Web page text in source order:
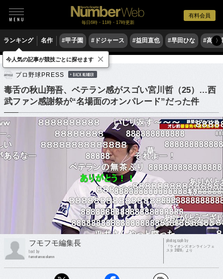
有料会員
毎日6時・11時・17時更新
ランキング 名作 #甲子園 #ドジャース #益田直也 #早田ひな #高木
〉
野球 プロ野球
プロ野球PRESS BACK NUMBER
毒舌の秋山翔吾、ベテラン感がスゴい宮川哲（25）…西
武ファン感謝祭が“名場面のオンパレード”だった件
フモフモ編集長
text by
fumofumocolumn
photograph by
『ライオンズオンラインフェ
スタ 2020』より
今人気の記事が競技ごとに探せます ×